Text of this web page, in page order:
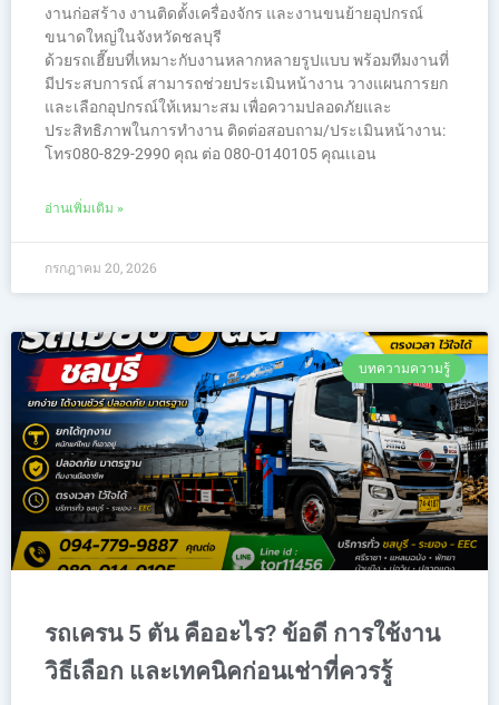
งานก่อสร้าง งานติดตั้งเครื่องจักร และงานขนย้ายอุปกรณ์
ขนาดใหญ่ในจังหวัดชลบุรี
ด้วยรถเฮี๊ยบที่เหมาะกับงานหลากหลายรูปแบบ พร้อมทีมงานที่
มีประสบการณ์ สามารถช่วยประเมินหน้างาน วางแผนการยก
และเลือกอุปกรณ์ให้เหมาะสม เพื่อความปลอดภัยและ
ประสิทธิภาพในการทำงาน ติดต่อสอบถาม/ประเมินหน้างาน:
โทร080-829-2990 คุณ ต่อ 080-0140105 คุณเเอน
อ่านเพิ่มเติม »
กรกฎาคม 20, 2026
บทความความรู้
รถเครน 5 ตัน คืออะไร? ข้อดี การใช้งาน
วิธีเลือก และเทคนิคก่อนเช่าที่ควรรู้